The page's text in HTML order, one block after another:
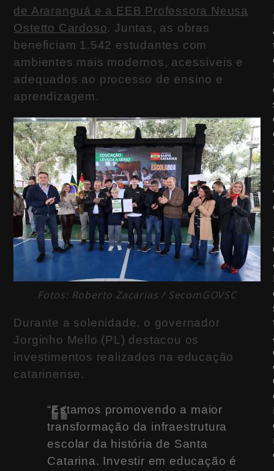
de Araranguá e a EEB Professora Neusa
Ostetto Cardoso. Juntas, as obras
beneficiam 1.542 estudantes com
ambientes mais modernos, acessíveis e
adequados ao processo de ensino e
aprendizagem.
Fotos: Roberto Zacarias / SecomGOVSC
Durante a solenidade, o governador
Jorginho Mello (PL) destacou os
investimentos realizados na educação
catarinense.
“Estamos promovendo a maior
transformação da infraestrutura
escolar da história de Santa
Catarina. Investir em educação é